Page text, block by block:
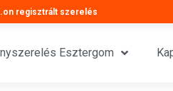
regisztrált szerelés
Esztergom